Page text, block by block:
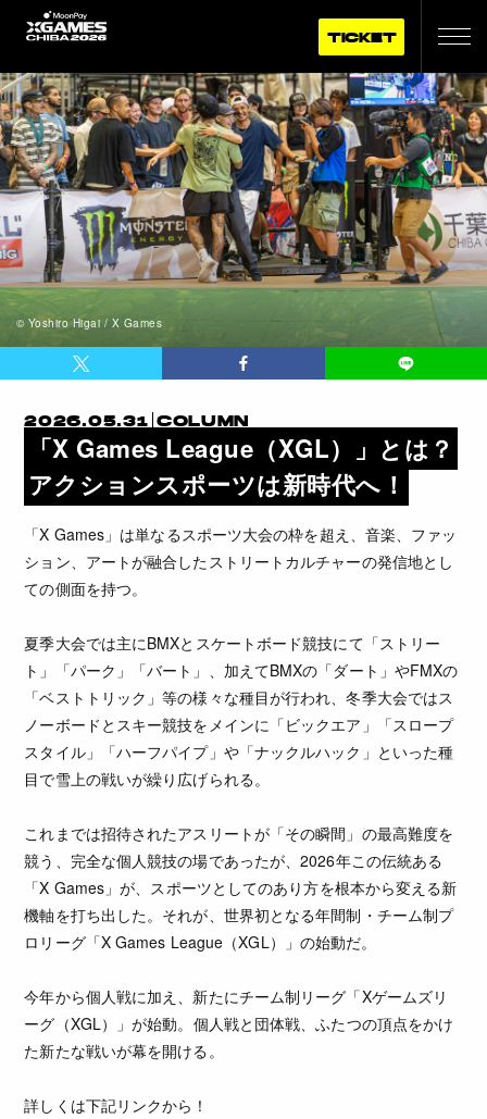
TICKET
©︎ Yoshiro Higai / X Games
2026.05.31 COLUMN
「X Games League（XGL）」とは？
アクションスポーツは新時代へ！
「X Games」は単なるスポーツ大会の枠を超え、音楽、ファッ
ション、アートが融合したストリートカルチャーの発信地とし
ての側面を持つ。
夏季大会では主にBMXとスケートボード競技にて「ストリー
ト」「パーク」「バート」、加えてBMXの「ダート」やFMXの
「ベストトリック」等の様々な種目が行われ、冬季大会ではス
ノーボードとスキー競技をメインに「ビックエア」「スロープ
スタイル」「ハーフパイプ」や「ナックルハック」といった種
目で雪上の戦いが繰り広げられる。
これまでは招待されたアスリートが「その瞬間」の最高難度を
競う、完全な個人競技の場であったが、2026年この伝統ある
「X Games」が、スポーツとしてのあり方を根本から変える新
機軸を打ち出した。それが、世界初となる年間制・チーム制プ
ロリーグ「X Games League（XGL）」の始動だ。
今年から個人戦に加え、新たにチーム制リーグ「Xゲームズリ
ーグ（XGL）」が始動。個人戦と団体戦、ふたつの頂点をかけ
た新たな戦いが幕を開ける。
詳しくは下記リンクから！